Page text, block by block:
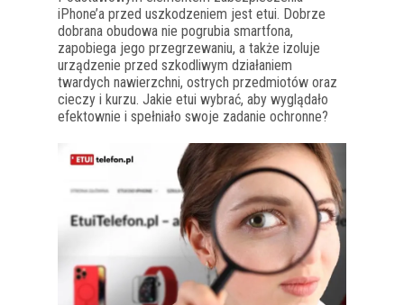
iPhone’a przed uszkodzeniem jest etui. Dobrze
dobrana obudowa nie pogrubia smartfona,
zapobiega jego przegrzewaniu, a także izoluje
urządzenie przed szkodliwym działaniem
twardych nawierzchni, ostrych przedmiotów oraz
cieczy i kurzu. Jakie etui wybrać, aby wyglądało
efektownie i spełniało swoje zadanie ochronne?